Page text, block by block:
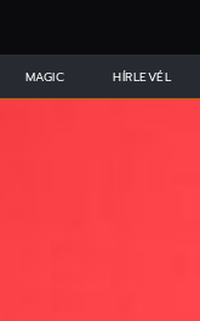
MAGIC HÍRLEVÉL